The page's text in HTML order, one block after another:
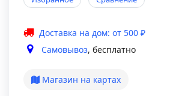
Доставка на дом: от 500 ₽
Самовывоз, бесплатно
Магазин на картах